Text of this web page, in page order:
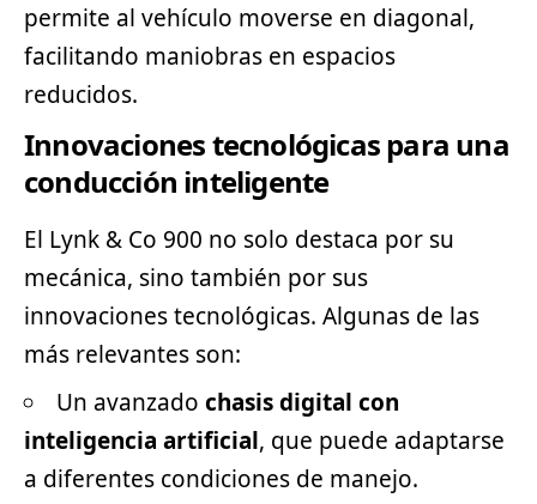
permite al vehículo moverse en diagonal,
facilitando maniobras en espacios
reducidos.
Innovaciones tecnológicas para una
conducción inteligente
El Lynk & Co 900 no solo destaca por su
mecánica, sino también por sus
innovaciones tecnológicas. Algunas de las
más relevantes son:
Un avanzado chasis digital con
inteligencia artificial, que puede adaptarse
a diferentes condiciones de manejo.